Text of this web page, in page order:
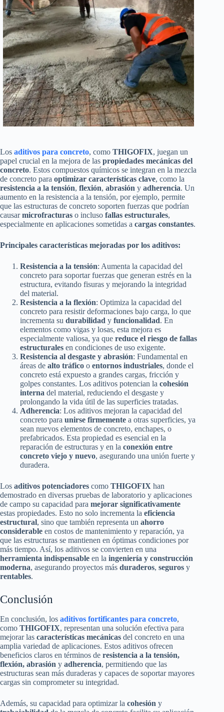
Los aditivos para concreto, como THIGOFIX, juegan un
papel crucial en la mejora de las propiedades mecánicas del
concreto. Estos compuestos químicos se integran en la mezcla
de concreto para optimizar características clave, como la
resistencia a la tensión, flexión, abrasión y adherencia. Un
aumento en la resistencia a la tensión, por ejemplo, permite
que las estructuras de concreto soporten fuerzas que podrían
causarmicrofracturas o incluso fallas estructurales,
especialmente en aplicaciones sometidas a cargas constantes.
Principales características mejoradas por los aditivos:
Resistencia a la tensión: Aumenta la capacidad del
concreto para soportar fuerzas que generan estrés en la
estructura, evitando fisuras y mejorando la integridad
del material.
Resistencia a la flexión: Optimiza la capacidad del
concreto para resistir deformaciones bajo carga, lo que
incrementa su durabilidad y funcionalidad. En
elementos como vigas y losas, esta mejora es
especialmente valiosa, ya que reduce el riesgo de fallas
estructurales en condiciones de uso exigente.
Resistencia al desgaste y abrasión: Fundamental en
áreas de alto tráfico o entornos industriales, donde el
concreto está expuesto a grandes cargas, fricción y
golpes constantes. Los aditivos potencian la cohesión
interna del material, reduciendo el desgaste y
prolongando la vida útil de las superficies tratadas.
Adherencia: Los aditivos mejoran la capacidad del
concreto para unirse firmemente a otras superficies, ya
sean nuevos elementos de concreto, enchapes, o
prefabricados. Esta propiedad es esencial en la
reparación de estructuras y en la conexión entre
concreto viejo y nuevo, asegurando una unión fuerte y
duradera.
Los aditivos potenciadores como THIGOFIX han
demostrado en diversas pruebas de laboratorio y aplicaciones
de campo su capacidad para mejorar significativamente
estas propiedades. Esto no solo incrementa la eficiencia
estructural, sino que también representa un ahorro
considerable en costos de mantenimiento y reparación, ya
que las estructuras se mantienen en óptimas condiciones por
más tiempo. Así, los aditivos se convierten en una
herramienta indispensable en la ingeniería y construcción
moderna, asegurando proyectos más duraderos, seguros y
rentables.
Conclusión
En conclusión, los aditivos fortificantes para concreto,
como THIGOFIX, representan una solución efectiva para
mejorar las características mecánicas del concreto en una
amplia variedad de aplicaciones. Estos aditivos ofrecen
beneficios claros en términos de resistencia a la tensión,
flexión, abrasión y adherencia, permitiendo que las
estructuras sean más duraderas y capaces de soportar mayores
cargas sin comprometer su integridad.
Además, su capacidad para optimizar la cohesión y